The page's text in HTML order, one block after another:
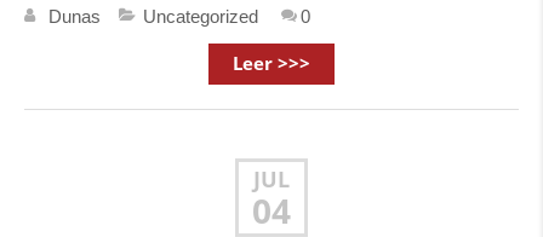
Dunas Uncategorized 0
Leer >>>
JUL
04